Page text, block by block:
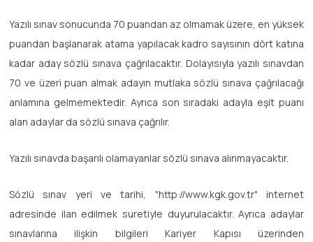
Yazılı sınav sonucunda 70 puandan az olmamak üzere, en yüksek
puandan başlanarak atama yapılacak kadro sayısının dört katına
kadar aday sözlü sınava çağrılacaktır. Dolayısıyla yazılı sınavdan
70 ve üzeri puan almak adayın mutlaka sözlü sınava çağrılacağı
anlamına gelmemektedir. Ayrıca son sıradaki adayla eşit puanı
alan adaylar da sözlü sınava çağrılır.
Yazılı sınavda başarılı olamayanlar sözlü sınava alınmayacaktır.
Sözlü sınav yeri ve tarihi, "http://www.kgk.gov.tr" internet
adresinde ilan edilmek suretiyle duyurulacaktır. Ayrıca adaylar
sınavlarına ilişkin bilgileri Kariyer Kapısı üzerinden